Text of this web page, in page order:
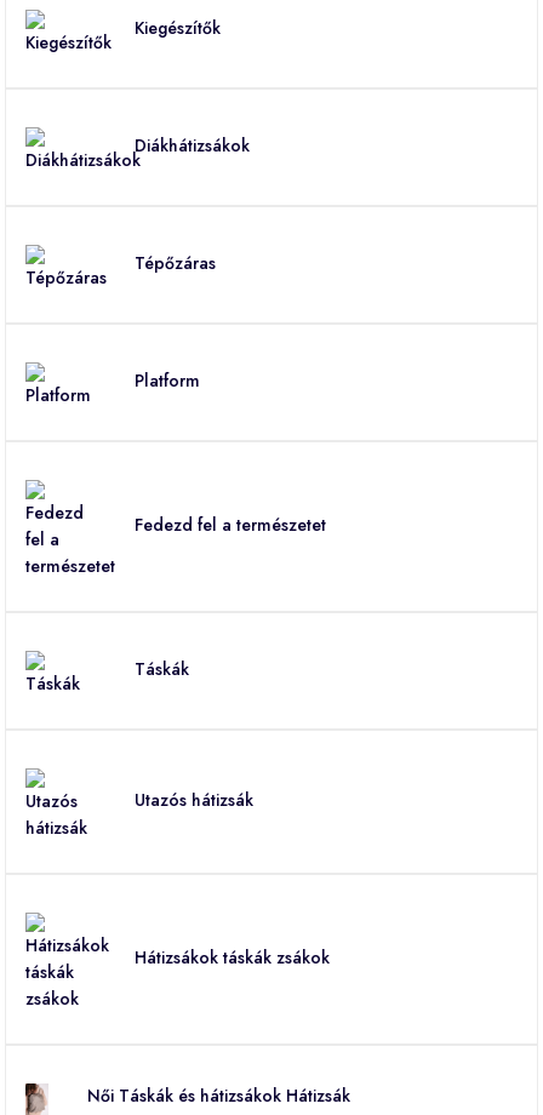
Kiegészítők
Diákhátizsákok
Tépőzáras
Platform
Fedezd fel a természetet
Táskák
Utazós hátizsák
Hátizsákok táskák zsákok
Női Táskák és hátizsákok Hátizsák